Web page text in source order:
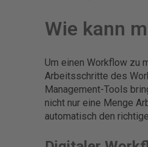
Wie kann
Um einen Workflow zu
Arbeitsschritte des
Management-Tools
nicht nur eine Menge
automatisch den